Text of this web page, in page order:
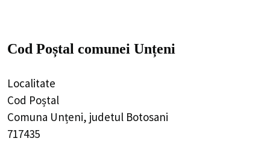
Cod Poștal comunei Unțeni
Localitate
Cod Poștal
Comuna Unțeni, judetul Botosani
717435